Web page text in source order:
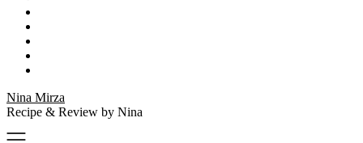
Nina Mirza
Recipe & Review by Nina